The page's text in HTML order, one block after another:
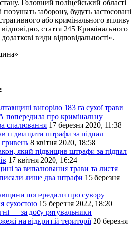
Головний поліцейський області
заборону, будуть застосовані
або кримінального впливу
стаття 245 Кримінального
види відповідальності».
вигоріло 183 га сухої трави
про кримінальну
спалювання 17 березня 2020, 11:38
підвищити штрафи за підпал
8 квітня 2020, 18:58
який підвищив штрафи за підпал
17 квітня 2020, 16:24
за випалювання трави та листя
лише два штрафи 15 березня
попередили про сувору
сухостою 15 березня 2022, 18:20
— за добу рятувальники
на відкритій території 20 березня